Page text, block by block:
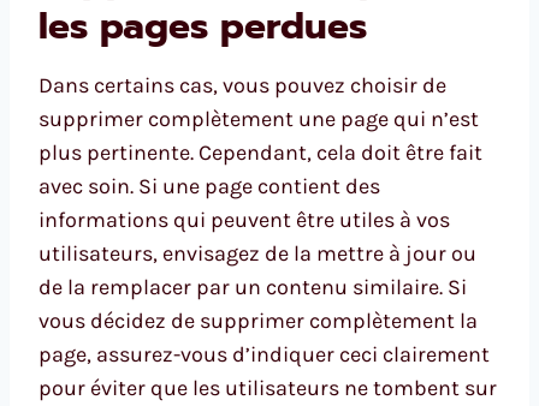
les pages perdues
Dans certains cas, vous pouvez choisir de
supprimer complètement une page qui n’est
plus pertinente. Cependant, cela doit être fait
avec soin. Si une page contient des
informations qui peuvent être utiles à vos
utilisateurs, envisagez de la mettre à jour ou
de la remplacer par un contenu similaire. Si
vous décidez de supprimer complètement la
page, assurez-vous d’indiquer ceci clairement
pour éviter que les utilisateurs ne tombent sur